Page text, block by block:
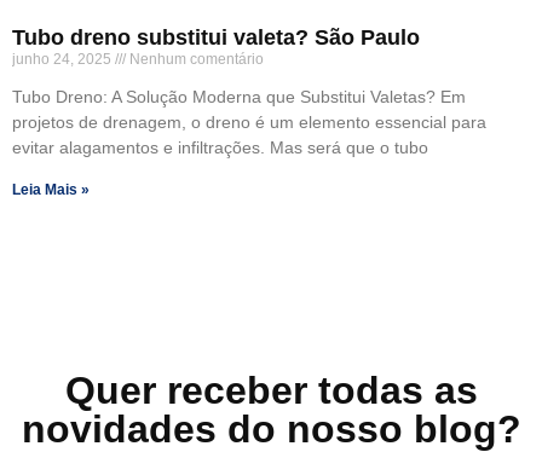
Tubo dreno substitui valeta? São Paulo
junho 24, 2025 Nenhum comentário
Tubo Dreno: A Solução Moderna que Substitui Valetas? Em
projetos de drenagem, o dreno é um elemento essencial para
evitar alagamentos e infiltrações. Mas será que o tubo
Leia Mais »
Quer receber todas as
novidades do nosso blog?